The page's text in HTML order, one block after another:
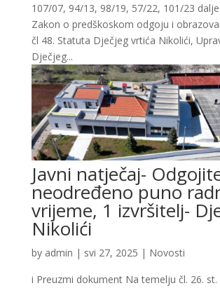
107/07, 94/13, 98/19, 57/22, 101/23
Zakon o predškoskom odgoju i
čl 48. Statuta Dječjeg vrtića Nikolići,
Dječjeg...
Javni natječaj-
neodređeno puno
vrijeme, 1 izvršitelj-
Nikolići
by admin | svi 27, 2025 | Novosti
i Preuzmi dokument Na temelju čl. 26.